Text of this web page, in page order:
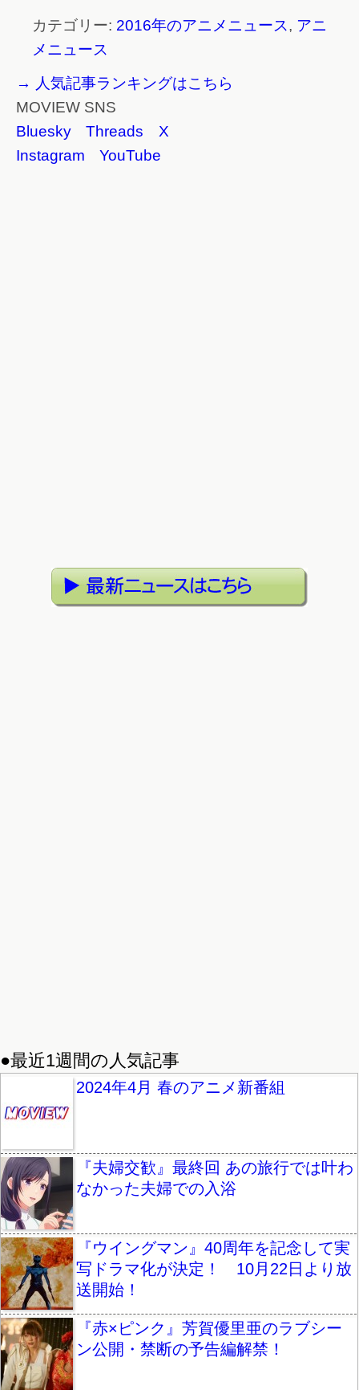
カテゴリー: 2016年のアニメニュース, アニ
メニュース
→ 人気記事ランキングはこちら
MOVIEW SNS
Bluesky
Threads
X
Instagram
YouTube
●最近1週間の人気記事
2024年4月 春のアニメ新番組
『夫婦交歓』最終回 あの旅行では叶わ
なかった夫婦での入浴
『ウイングマン』40周年を記念して実
写ドラマ化が決定！ 10月22日より放
送開始！
『赤×ピンク』芳賀優里亜のラブシー
ン公開・禁断の予告編解禁！